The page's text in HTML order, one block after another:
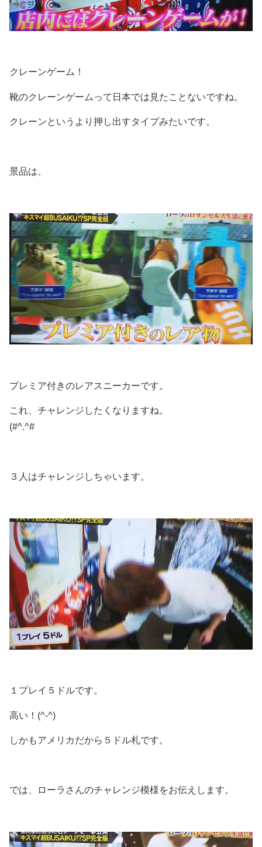
クレーンゲーム！
靴のクレーンゲームって日本では見たことないですね。
クレーンというより押し出すタイプみたいです。
景品は、
プレミア付きのレアスニーカーです。
これ、チャレンジしたくなりますね。
(#^.^#
３人はチャレンジしちゃいます。
１プレイ５ドルです。
高い！(^-^)
しかもアメリカだから５ドル札です。
では、ローラさんのチャレンジ模様をお伝えします。